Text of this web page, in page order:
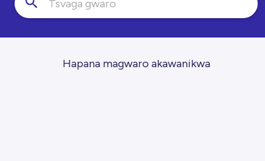
Hapana magwaro akawanikwa